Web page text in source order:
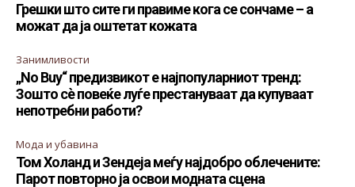
Грешки што сите ги правиме кога се сончаме – а
можат да ја оштетат кожата
Занимливости
„No Buy“ предизвикот е најпопуларниот тренд:
Зошто сè повеќе луѓе престануваат да купуваат
непотребни работи?
Мода и убавина
Том Холанд и Зендеја меѓу најдобро облечените:
Парот повторно ја освои модната сцена